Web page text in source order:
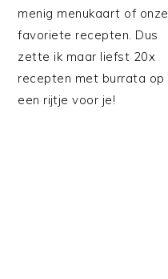
menig menukaart of onze
favoriete recepten. Dus
zette ik maar liefst 20x
recepten met burrata op
een rijtje voor je!